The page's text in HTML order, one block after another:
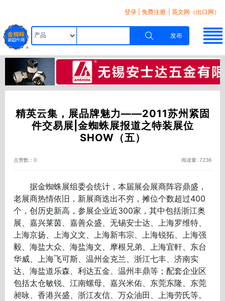
登录 免费注册 | 英文网（出口网）
发布
精英云集，展品牌魅力——2011苏州紧固
件交易展|金蜘蛛展报道之特装展位
SHOW（五）
点赞数：0 阅读量: 7236
据金蜘蛛展组委会统计，本届展会展商阵容鼎盛，
老展商热情依旧，新展商迭出不穷，摊位个数超过400
个，创历史新高，参展企业近300家，其中包括浙江奥
展、嘉兴莱茵、嘉善众盛、无锡安士达、上海罗维特、
上海京扬、上海义文、上海新韦宗、上海锐拓、上海强
毅、海盐大众、海盐海文、摩根兄弟、上海宜軒、东台
华威、上海飞可斯、温州金克兰、浙江七丰、济南实
达、海盐道乐森、利达五金、温州丰鼎等；配套企业区
包括太仓敏锐、江南螺母、嘉兴米佑、东莞东隆、东莞
昶咏、香港兴盛、浙江友信、万众油田、上海劳氏等。